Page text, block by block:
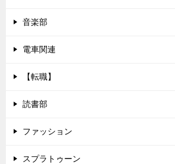
音楽部
電車関連
【転職】
読書部
ファッション
スプラトゥーン